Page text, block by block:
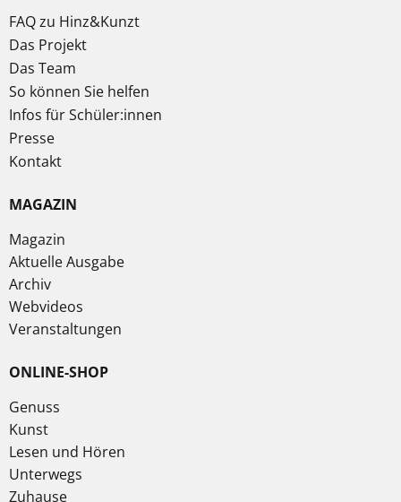
FAQ zu Hinz&Kunzt
Das Projekt
Das Team
So können Sie helfen
Infos für Schüler:innen
Presse
Kontakt
MAGAZIN
Magazin
Aktuelle Ausgabe
Archiv
Webvideos
Veranstaltungen
ONLINE-SHOP
Genuss
Kunst
Lesen und Hören
Unterwegs
Zuhause